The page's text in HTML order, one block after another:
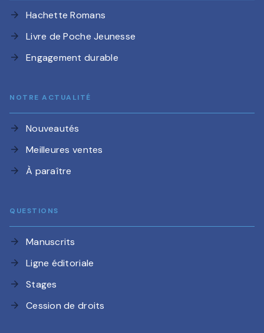
arrow_forward Hachette Romans
arrow_forward Livre de Poche Jeunesse
arrow_forward Engagement durable
NOTRE ACTUALITÉ
arrow_forward Nouveautés
arrow_forward Meilleures ventes
arrow_forward À paraître
QUESTIONS
arrow_forward Manuscrits
arrow_forward Ligne éditoriale
arrow_forward Stages
arrow_forward Cession de droits